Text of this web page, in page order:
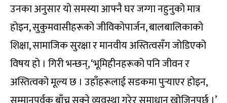
उनका अनुसार यो समस्या आफ्नै घर जग्गा नहुनुको मात्र
होइन, सुकुमवासीहरूको जीविकोपार्जन, बालबालिकाको
शिक्षा, सामाजिक सुरक्षा र मानवीय अस्तित्वसँग जोडिएको
विषय हो । गिरी भन्छन्, ‘भूमिहीनहरूको पनि जीवन र
अस्तित्वको मूल्य छ । उहाँहरूलाई सडकमा पुर्‍याएर होइन,